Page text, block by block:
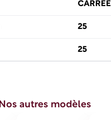
CARREE
25
25
Nos autres modèles